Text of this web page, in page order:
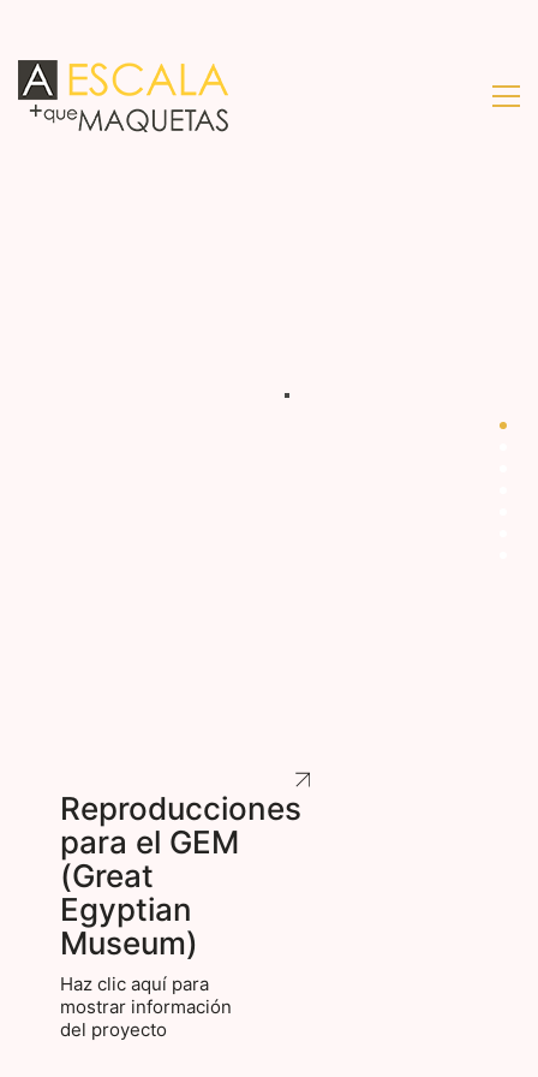
Reproducciones
para el GEM
(Great
Egyptian
Museum)
Haz clic aquí para
mostrar información
del proyecto